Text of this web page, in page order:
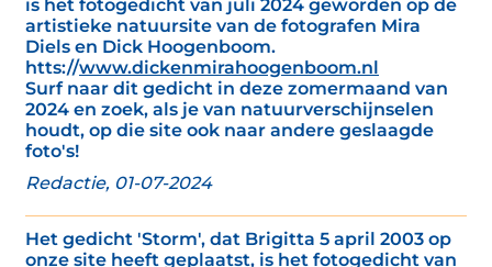
is het fotogedicht van juli 2024 geworden op de
artistieke natuursite van de fotografen Mira
Diels en Dick Hoogenboom.
htts://www.dickenmirahoogenboom.nl
Surf naar dit gedicht in deze zomermaand van
2024 en zoek, als je van natuurverschijnselen
houdt, op die site ook naar andere geslaagde
foto's!
Redactie, 01-07-2024
Het gedicht 'Storm', dat Brigitta 5 april 2003 op
onze site heeft geplaatst, is het fotogedicht van